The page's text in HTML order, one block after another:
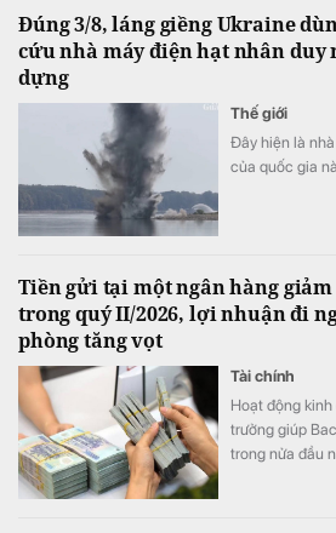
ABBank đồng
trải nghiệm
Đúng 3/8, láng giềng Ukraine
cứu nhà máy điện hạt nhân duy
dựng
Thế giới
Đây hiện là
của quốc gia
Tiền gửi tại một ngân hàng giảm
trong quý II/2026, lợi nhuận đi
phòng tăng vọt
Tài chính
Hoạt động
trưởng giúp
trong nửa đầu